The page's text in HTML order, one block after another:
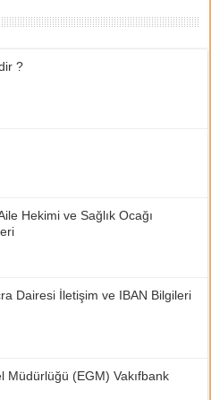
?
Hekimi ve Sağlık Ocağı
Dairesi İletişim ve IBAN Bilgileri
Müdürlüğü (EGM) Vakıfbank